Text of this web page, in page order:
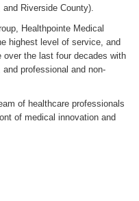
Riverside County).
Healthpointe Medical
highest level of service, and
over the last four decades with
professional and non-
of healthcare professionals
of medical innovation and